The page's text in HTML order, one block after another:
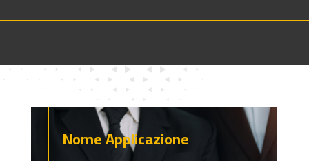
Nome Applicazione